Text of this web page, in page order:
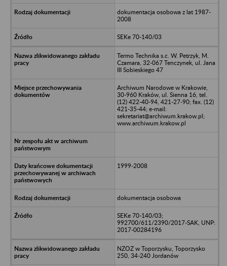
dokumentacja osobowa z lat 1987-
2008
SEKe 70-140/03
Termo Technika s.c. W. Petrzyk, M.
Czamara, 32-067 Tenczynek, ul. Jana
III Sobieskiego 47
Archiwum Narodowe w Krakowie,
30-960 Kraków, ul. Sienna 16, tel.
(12) 422-40-94, 421-27-90; fax. (12)
421-35-44; e-mail:
sekretariat@archiwum.krakow.pl;
www.archiwum.krakow.pl
1999-2008
dokumentacja osobowa
SEKe 70-140/03;
992700/611/2390/2017-SAK, UNP:
2017-00284196
NZOZ w Toporzysku, Toporzysko
250, 34-240 Jordanów